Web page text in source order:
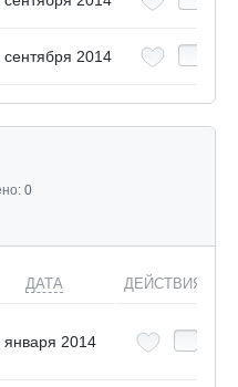
сентября 2014
0
ДАТА ДЕЙСТВИЯ
января 2014